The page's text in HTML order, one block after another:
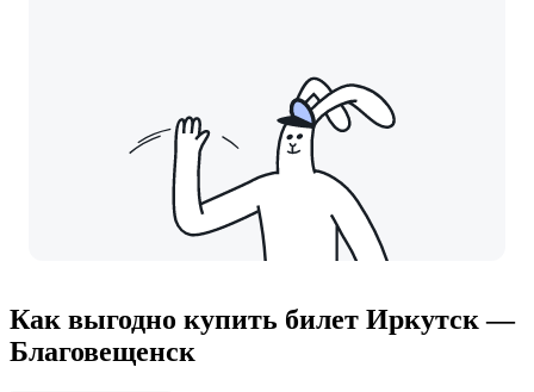
Как выгодно купить билет Иркутск —
Благовещенск